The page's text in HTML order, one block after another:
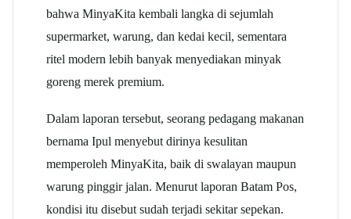
bahwa MinyaKita kembali langka di sejumlah
supermarket, warung, dan kedai kecil, sementara
ritel modern lebih banyak menyediakan minyak
goreng merek premium.
Dalam laporan tersebut, seorang pedagang makanan
bernama Ipul menyebut dirinya kesulitan
memperoleh MinyaKita, baik di swalayan maupun
warung pinggir jalan. Menurut laporan Batam Pos,
kondisi itu disebut sudah terjadi sekitar sepekan.